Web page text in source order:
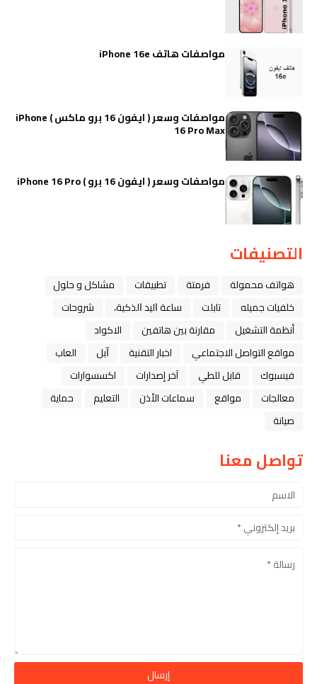
مواصفات هاتف iPhone 16e
مواصفات وسعر ( ايفون 16 برو ماكس ) iPhone
16 Pro Max
مواصفات وسعر ( ايفون 16 برو ) iPhone 16 Pro
التصنيفات
هواتف محمولة فرمتة تطبيقات
مشاكل و حلول
خلفيات جميله
تابلت ﺳﺎﻋﺔ ﺍﻟﻴﺪ ﺍﻟﺬﻛﻴﺔ،
شروحات
أنظمة التشغيل
مقارنة بين هاتفين
الاكواد
مواقع التواصل الاجتماعي
اخبار التقنية ﺁﺑﻞ
العاب
فيسبوك
قابل للطي آخر إصدارات
اكسسوارات
معالجات
مواقع سماعات الأذن التعليم
حماية
صيانة
تواصل معنا